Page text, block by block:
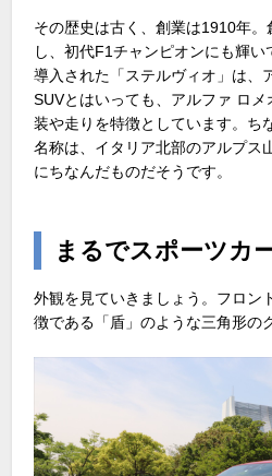
その歴史は古く、創業は1910年
し、初代F1チャンピオンにも輝
導入された「ステルヴィオ」は、
SUVとはいっても、アルファ ロ
装や走りを特徴としています。ち
名称は、イタリア北部のアルプス
にちなんだものだそうです。
まるでスポーツカ
外観を見ていきましょう。フロン
徴である「盾」のような三角形の